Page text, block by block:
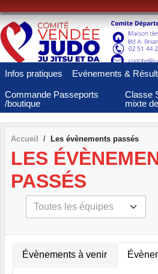
Infos pratiques Evénements &
Commande Passeports
/boutique
Classe
mixte
Accueil Les évènements passés
LES
PASSÉS
Évènements à venir